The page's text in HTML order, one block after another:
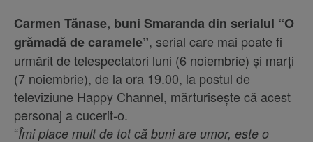
Carmen Tănase, buni Smaranda din serialul “O
grămadă de caramele”, serial care mai poate fi
urmărit de telespectatori luni (6 noiembrie) și marți
(7 noiembrie), de la ora 19.00, la postul de
televiziune Happy Channel, mărturisește că acest
personaj a cucerit-o.
“Îmi place mult de tot că buni are umor, este o